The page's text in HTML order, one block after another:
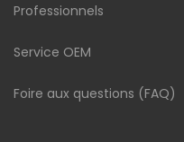
Professionnels
Service OEM
Foire aux questions (FAQ)